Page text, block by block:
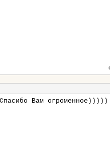
Вам огроменное)))))